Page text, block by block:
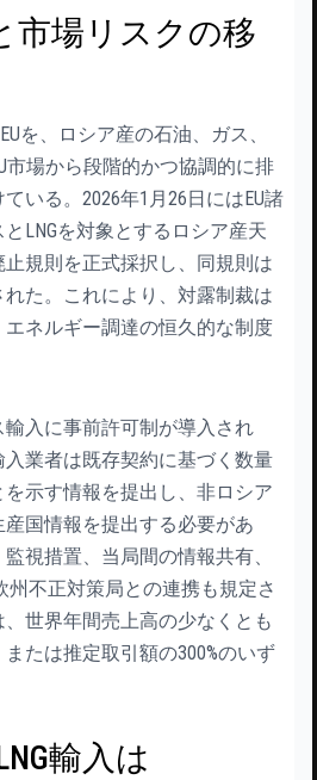
市場リスクの移
を、ロシア産の石油、ガス、
市場から段階的かつ協調的に排
いる。2026年1月26日にはEU諸
LNGを対象とするロシア産天
規則を正式採択し、同規則は
れた。これにより、対露制裁は
ネルギー調達の恒久的な制度
入に事前許可制が導入され
業者は既存契約に基づく数量
示す情報を提出し、非ロシア
国情報を提出する必要があ
視措置、当局間の情報共有、
州不正対策局との連携も規定さ
世界年間売上高の少なくとも
または推定取引額の300%のいず
輸入は